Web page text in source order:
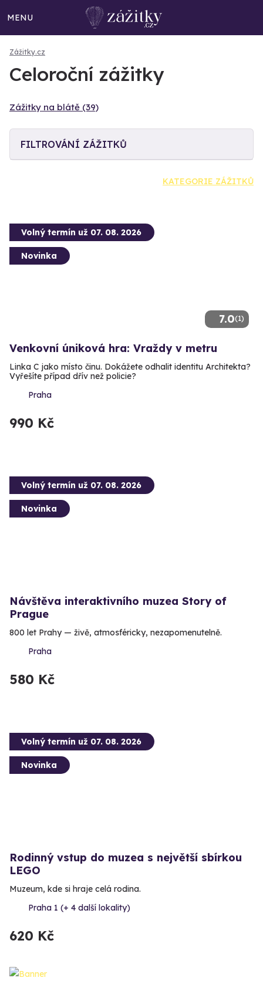
MENU
Zážitky.cz
Celoroční zážitky
Zážitky na blátě (39)
FILTROVÁNÍ ZÁŽITKŮ
KATEGORIE ZÁŽITKŮ
7.0(1)
Volný termín už 07. 08. 2026
Novinka
Venkovní úniková hra: Vraždy v metru
Linka C jako místo činu. Dokážete odhalit identitu Architekta?
Vyřešíte případ dřív než policie?
Praha
990 Kč
Volný termín už 07. 08. 2026
Novinka
Návštěva interaktivního muzea Story of
Prague
800 let Prahy — živě, atmosféricky, nezapomenutelně.
Praha
580 Kč
Volný termín už 07. 08. 2026
Novinka
Rodinný vstup do muzea s největší sbírkou
LEGO
Muzeum, kde si hraje celá rodina.
Praha 1 (+ 4 další lokality)
620 Kč